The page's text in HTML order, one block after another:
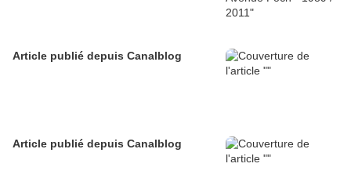
Article publié depuis Canalblog
Article publié depuis Canalblog